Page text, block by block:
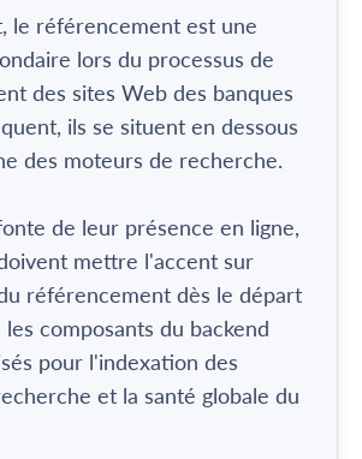
le référencement est une
lors du processus de
des sites Web des banques
ils se situent en dessous
des moteurs de recherche.
de leur présence en ligne,
mettre l'accent sur
référencement dès le départ
composants du backend
pour l'indexation des
et la santé globale du